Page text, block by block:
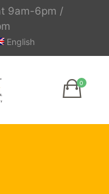
9am-6pm /
English